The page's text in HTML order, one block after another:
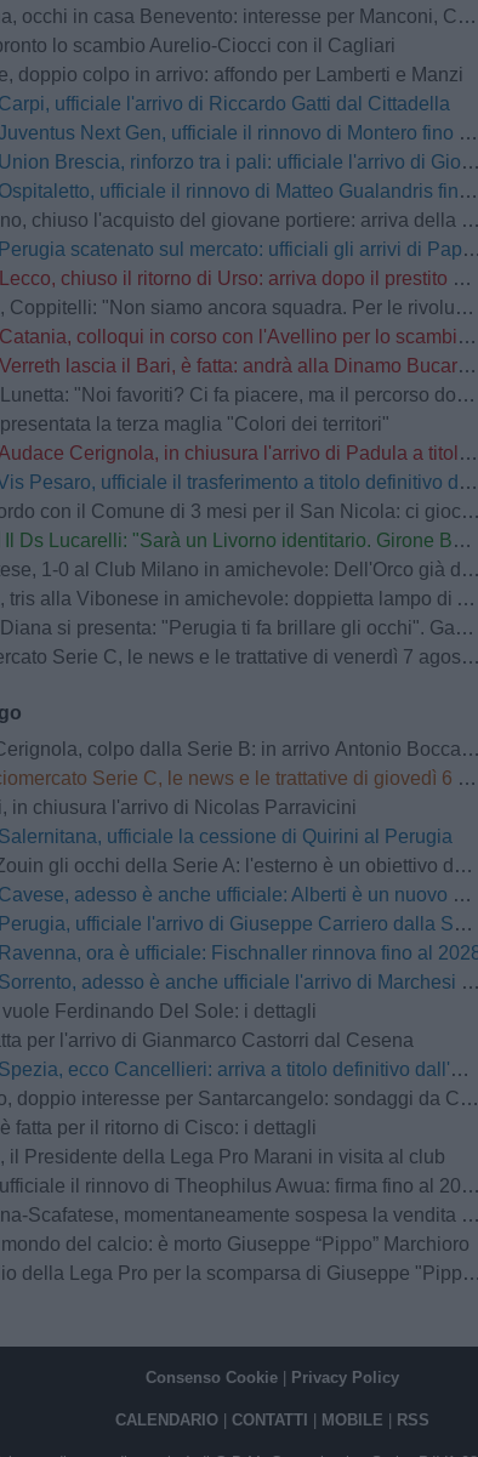
in casa Benevento: interesse per Manconi, Carfora e Mehic
lo scambio Aurelio-Ciocci con il Cagliari
doppio colpo in arrivo: affondo per Lamberti e Manzi
Carpi, ufficiale l'arrivo di Riccardo Gatti dal Cittadella
Next Gen, ufficiale il rinnovo di Montero fino al 2028
Union Brescia, rinforzo tra i pali: ufficiale l'arrivo di Gioele Zacchi
Ospitaletto, ufficiale il rinnovo di Matteo Gualandris fino al 2028
chiuso l'acquisto del giovane portiere: arriva della Cremonese
Perugia scatenato sul mercato: ufficiali gli arrivi di Papazov e Conti
Lecco, chiuso il ritorno di Urso: arriva dopo il prestito alla Reggiana
"Non siamo ancora squadra. Per le rivoluzioni non si attende l'inizio della stagione"
Catania, colloqui in corso con l'Avellino per lo scambio Jimenez-Patierno: i rossazzurri chiedono un conguaglio economico
Verreth lascia il Bari, è fatta: andrà alla Dinamo Bucarest, 200K ai pugliesi
"Noi favoriti? Ci fa piacere, ma il percorso dobbiamo tracciarlo sul campo"
la terza maglia "Colori dei territori"
Cerignola, in chiusura l'arrivo di Padula a titolo definitivo
Pesaro, ufficiale il trasferimento a titolo definitivo di Ascione dal Venezia
con il Comune di 3 mesi per il San Nicola: ci giocherà anche il Monopoli
Il Ds Lucarelli: "Sarà un Livorno identitario. Girone B? Equilibrato e difficile"
1-0 al Club Milano in amichevole: Dell'Orco già decisivo
alla Vibonese in amichevole: doppietta lampo di Achour
si presenta: "Perugia ti fa brillare gli occhi". Gaucci: "Un vero conoscitore di calcio"
Serie C, le news e le trattative di venerdì 7 agosto | LIVE
colpo dalla Serie B: in arrivo Antonio Boccadamo dalla Virtus Entella
Serie C, le news e le trattative di giovedì 6 agosto | LIVE
in chiusura l'arrivo di Nicolas Parravicini
Salernitana, ufficiale la cessione di Quirini al Perugia
gli occhi della Serie A: l'esterno è un obiettivo del Parma
Cavese, adesso è anche ufficiale: Alberti è un nuovo attaccante del club
Perugia, ufficiale l'arrivo di Giuseppe Carriero dalla Salernitana
Ravenna, ora è ufficiale: Fischnaller rinnova fino al
Sorrento, adesso è anche ufficiale l'arrivo di Marchesi dal Livorno
vuole Ferdinando Del Sole: i dettagli
per l'arrivo di Gianmarco Castorri dal Cesena
Spezia, ecco Cancellieri: arriva a titolo definitivo dall'Avellino
interesse per Santarcangelo: sondaggi da Cosenza e Arzignano Valchiampo
fatta per il ritorno di Cisco: i dettagli
il Presidente della Lega Pro Marani in visita al club
il rinnovo di Theophilus Awua: firma fino al 2028
momentaneamente sospesa la vendita dei biglietti per il settore ospiti: la nota ufficiale
mondo del calcio: è morto Giuseppe “Pippo” Marchioro
della Lega Pro per la scomparsa di Giuseppe "Pippo" Marchioro
Consenso Cookie| Privacy Policy
CALENDARIO| CONTATTI MOBILE RSS